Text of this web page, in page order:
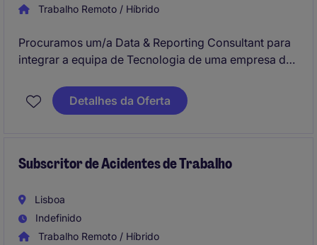
Trabalho Remoto / Híbrido
Procuramos um/a Data & Reporting Consultant para
integrar a equipa de Tecnologia de uma empresa de
Zurique. O/a profissional será responsável por
desenvolver e implementar soluções de relatórios e
Detalhes da Oferta
Subscritor de Acidentes de Trabalho
Lisboa
Indefinido
Trabalho Remoto / Híbrido